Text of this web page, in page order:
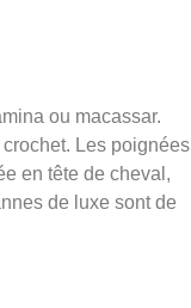
ou macassar.
Les poignées
en tête de cheval,
de luxe sont de